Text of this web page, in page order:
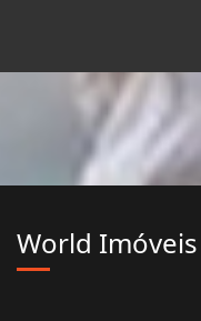
World Imóveis